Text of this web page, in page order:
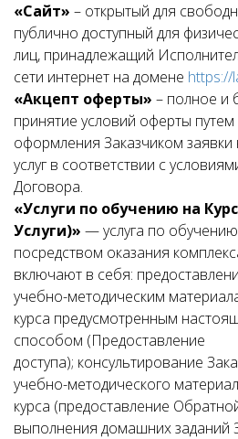
«Сайт» – открытый для
публично доступный для
лиц, принадлежащий
сети интернет на домене https://
«Акцепт оферты» – полное и
принятие условий оферты путем
оформления Заказчиком заявки
услуг в соответствии с
Договора.
«Услуги по обучению на
Услуги)» — услуга по
посредством оказания
включают в себя:
учебно-методическим
курса предусмотренным
способом (Предоставление
доступа); консультирование
учебно-методического
курса (предоставление
выполнения домашних заданий